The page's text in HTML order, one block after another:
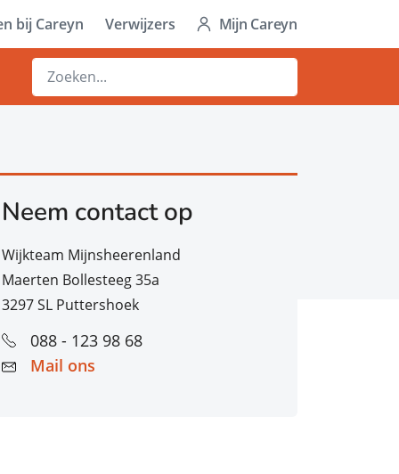
bij Careyn Verwijzers Mijn Careyn
Neem contact op
Wijkteam Mijnsheerenland
Maerten Bollesteeg 35a
3297 SL Puttershoek
088 - 123 98 68
Mail ons